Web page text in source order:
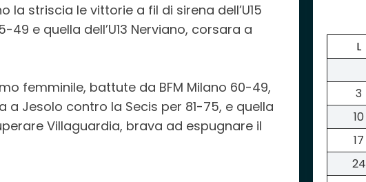
striscia le vittorie a fil di sirena dell’U15
e quella dell’U13 Nerviano, corsara a
femminile, battute da BFM Milano 60-49,
Jesolo contro la Secis per 81-75, e quella
Villaguardia, brava ad espugnare il
L
3
10
17
24